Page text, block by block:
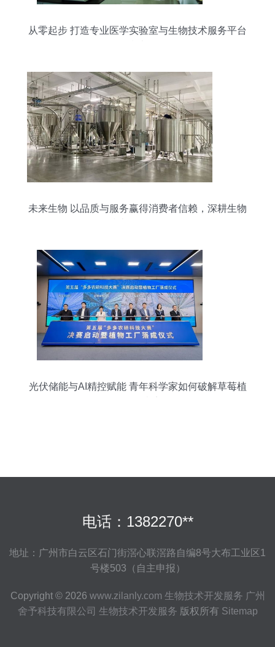
从零起步 打造专业医学实验室与生物技术服务平台
未来生物 以品质与服务赢得消费者信赖，深耕生物
光伏储能与AI精控赋能 青年科学家如何破解草莓植
电话：1382270**
地址：广州市白云区石门街滘心联滘路自编8号大布工业区1
号楼503（自主申报）
Copyright © 2026 www.zilanly.com 生物技术开发服务 广州
舍予科技有限公司 生物技术开发服务 版权所有 Sitemap